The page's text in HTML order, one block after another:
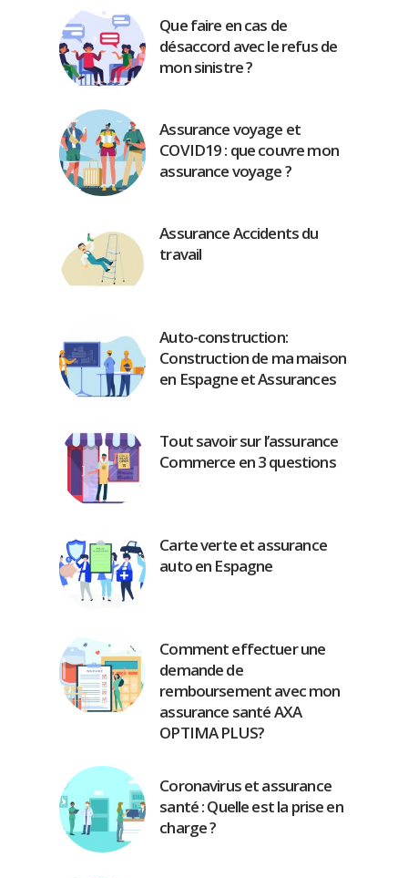
Que faire en cas de
désaccord avec le refus de
mon sinistre ?
Assurance voyage et
COVID19 : que couvre mon
assurance voyage ?
Assurance Accidents du
travail
Auto-construction:
Construction de ma maison
en Espagne et Assurances
Tout savoir sur l’assurance
Commerce en 3 questions
Carte verte et assurance
auto en Espagne
Comment effectuer une
demande de
remboursement avec mon
assurance santé AXA
OPTIMA PLUS?
Coronavirus et assurance
santé : Quelle est la prise en
charge ?